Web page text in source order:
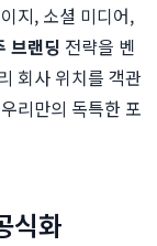
지, 소셜 미디어,
브랜딩 전략을 벤
회사 위치를 객관
리만의 독특한 포
식화